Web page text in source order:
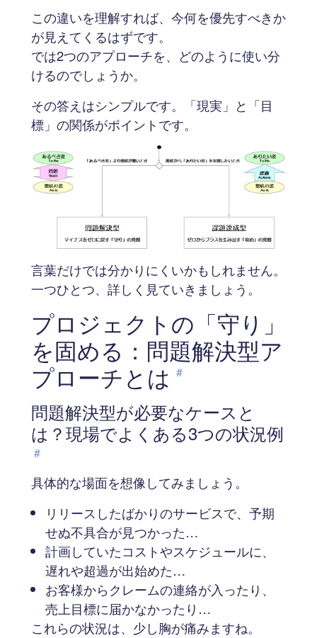
この違いを理解すれば、今何を優先すべきか
が見えてくるはずです。
では2つのアプローチを、どのように使い分
けるのでしょうか。
その答えはシンプルです。「現実」と「目
標」の関係がポイントです。
言葉だけでは分かりにくいかもしれません。
一つひとつ、詳しく見ていきましょう。
プロジェクトの「守り」
を固める：問題解決型ア
プローチとは #
問題解決型が必要なケースと
は？現場でよくある3つの状況例
#
具体的な場面を想像してみましょう。
リリースしたばかりのサービスで、予期
せぬ不具合が見つかった…
計画していたコストやスケジュールに、
遅れや超過が出始めた…
お客様からクレームの連絡が入ったり、
売上目標に届かなかったり…
これらの状況は、少し胸が痛みますね。